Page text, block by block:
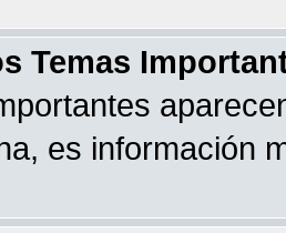
Temas
es información